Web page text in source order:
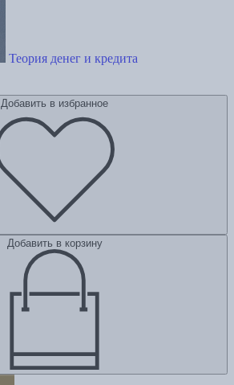
Теория денег и кредита
Добавить в избранное
Добавить в корзину